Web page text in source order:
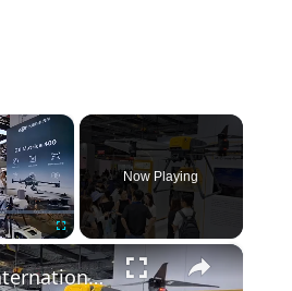
×
Fullscreen
Now Playing
×
China: International Advanced Air Mobility Expo in Shanghai.